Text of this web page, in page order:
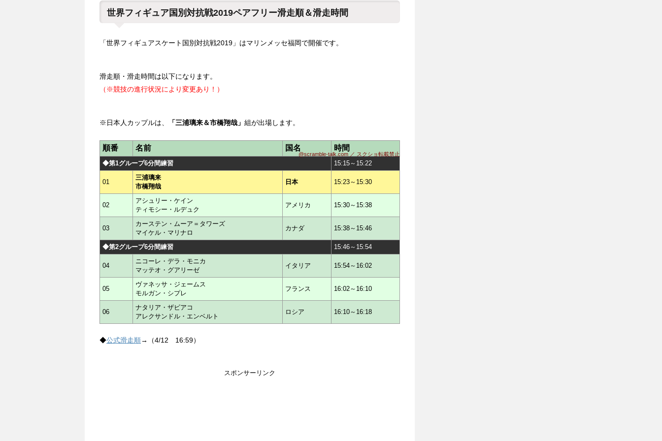
世界フィギュア国別対抗戦2019ペアフリー滑走順＆滑走時間
「世界フィギュアスケート国別対抗戦2019」はマリンメッセ福岡で開催です。
滑走順・滑走時間は以下になります。
（※競技の進行状況により変更あり！）
※日本人カップルは、 「三浦璃来＆市橋翔哉」 組が出場します。
@scramble-talk.com ／ スクショ転載禁止
順番 名前 国名 時間
◆第1グループ6分間練習 15:15～15:22
01
三浦璃来
市橋翔哉
日本 15:23～15:30
02
アシュリー・ケイン
ティモシー・ルデュク
アメリカ 15:30～15:38
03
カーステン・ムーア＝タワーズ
マイケル・マリナロ
カナダ 15:38～15:46
◆第2グループ6分間練習 15:46～15:54
04
ニコーレ・デラ・モニカ
マッテオ・グアリーゼ
イタリア 15:54～16:02
05
ヴァネッサ・ジェームス
モルガン・シプレ
フランス 16:02～16:10
06
ナタリア・ザビアコ
アレクサンドル・エンベルト
ロシア 16:10～16:18
◆公式滑走順→（4/12 16:59）
スポンサーリンク